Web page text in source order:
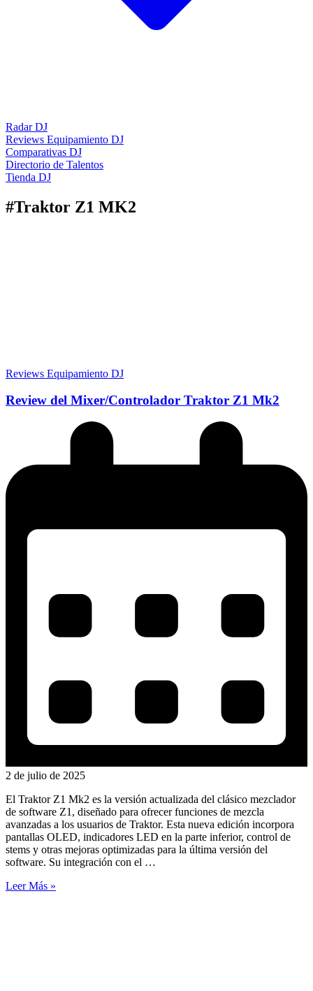
Radar DJ
Reviews Equipamiento DJ
Comparativas DJ
Directorio de Talentos
Tienda DJ
#Traktor Z1 MK2
Reviews Equipamiento DJ
Review del Mixer/Controlador Traktor Z1 Mk2
2 de julio de 2025
El Traktor Z1 Mk2 es la versión actualizada del clásico mezclador
de software Z1, diseñado para ofrecer funciones de mezcla
avanzadas a los usuarios de Traktor. Esta nueva edición incorpora
pantallas OLED, indicadores LED en la parte inferior, control de
stems y otras mejoras optimizadas para la última versión del
software. Su integración con el …
Leer Más »